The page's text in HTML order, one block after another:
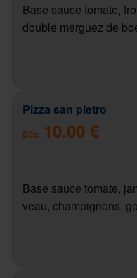
Base sauce tomate,
double merguez de
Pizza san pietro
Dès 10.00 €
Base sauce tomate,
veau, champignons,